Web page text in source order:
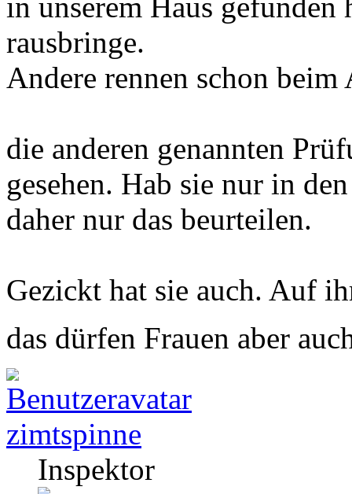
in unserem Haus
rausbringe.
Andere rennen schon
die anderen genannten
gesehen. Hab sie nur in
daher nur das beurteilen.
Gezickt hat sie auch. Auf
das dürfen Frauen aber
zimtspinne
Inspektor